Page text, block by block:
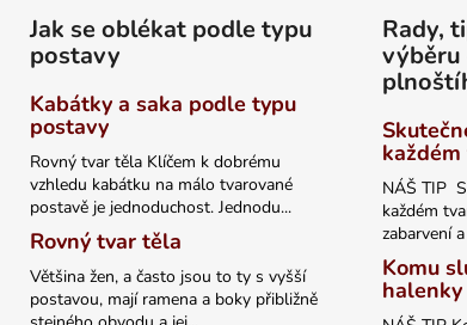
Jak se oblékat podle typu
postavy
Kabátky a saka podle typu
postavy
Rovný tvar těla Klíčem k dobrému
vzhledu kabátku na málo tvarované
postavě je jednoduchost. Jednodu...
Rovný tvar těla
Většina žen, a často jsou to ty s vyšší
postavou, mají ramena a boky přibližně
Rady,
výběru
NÁŠ TIP
každém
zabarvení
Komu